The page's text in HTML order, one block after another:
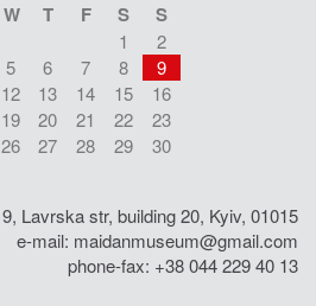
W T F S S
1
2
5 6 7 8
9
12 13 14 15
16
19 20 21 22
23
26 27 28 29
30
9, Lavrska str, building 20, Kyiv, 01015
e-mail: maidanmuseum@gmail.com
phone-fax: +38 044 229 40 13